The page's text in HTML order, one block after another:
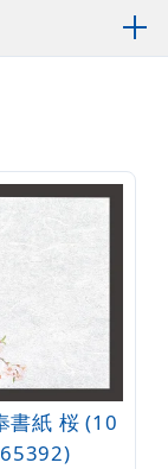
紙 桜 (10
) (W65392)